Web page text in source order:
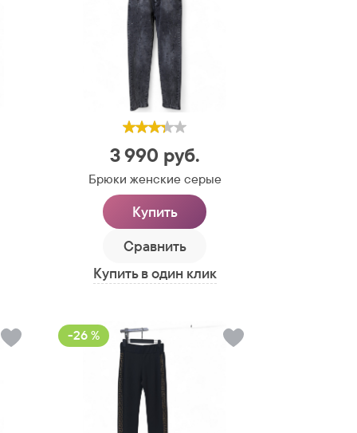
3 990 руб.
Брюки женские серые
Купить
Сравнить
Купить в один клик
-26 %